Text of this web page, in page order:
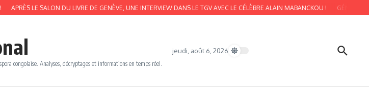
LE SALON DU LIVRE DE GENÈVE, UNE INTERVIEW DANS LE TGV AVEC LE CÉLÈBRE ALAIN MABANCKOU ! GÉNOCIDE DU 2
congolaise. Analyses, décryptages et informations en temps réel.
jeudi, août 6, 2026